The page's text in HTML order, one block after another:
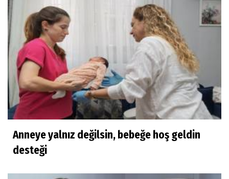
Anneye yalnız değilsin, bebeğe hoş geldin
desteği